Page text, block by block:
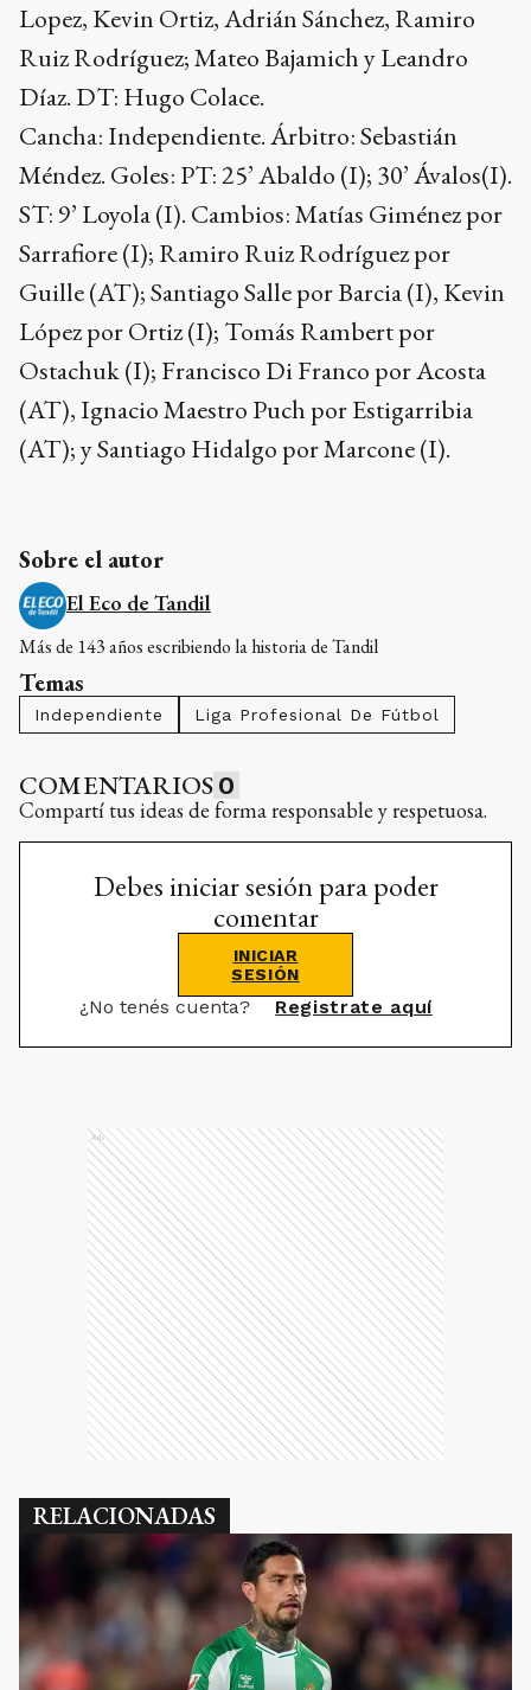
Lopez, Kevin Ortiz, Adrián Sánchez, Ramiro
Ruiz Rodríguez; Mateo Bajamich y Leandro
Díaz. DT: Hugo Colace.
Cancha: Independiente. Árbitro: Sebastián
Méndez. Goles: PT: 25’ Abaldo (I); 30’ Ávalos(I).
ST: 9’ Loyola (I). Cambios: Matías Giménez por
Sarrafiore (I); Ramiro Ruiz Rodríguez por
Guille (AT); Santiago Salle por Barcia (I), Kevin
López por Ortiz (I); Tomás Rambert por
Ostachuk (I); Francisco Di Franco por Acosta
(AT), Ignacio Maestro Puch por Estigarribia
(AT); y Santiago Hidalgo por Marcone (I).
Sobre el autor
El Eco de Tandil
Más de 143 años escribiendo la historia de Tandil
Temas
Independiente Liga Profesional De Fútbol
COMENTARIOS 0
Compartí tus ideas de forma responsable y respetuosa.
Debes iniciar sesión para poder
comentar
INICIAR
SESIÓN
¿No tenés cuenta? Registrate aquí
Ads
RELACIONADAS